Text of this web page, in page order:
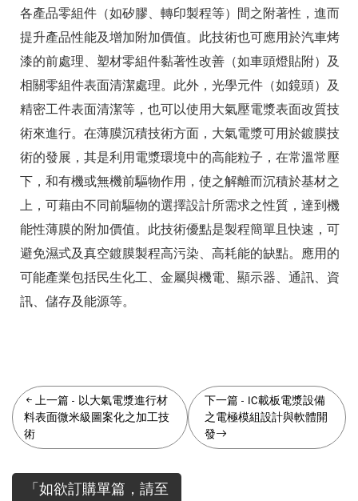
各產品零組件（如矽膠、轉印製程等）間之附著性，進而
提升產品性能及增加附加價值。此技術也可應用於汽車烤
漆的前處理、塑材零組件黏著性改善（如車頭燈貼附）及
相關零組件表面清潔處理。此外，光學元件（如鏡頭）及
精密工件表面清潔等，也可以使用大氣壓電漿表面改質技
術來進行。在薄膜沉積技術方面，大氣電漿可用於鍍膜技
術的發展，其是利用電漿環境中的高能粒子，在常溫常壓
下，和有機或無機前驅物作用，使之解離而沉積於基材之
上，可藉由不同前驅物的選擇設計所需求之性質，達到機
能性薄膜的附加價值。此技術優點是製程簡單且快速，可
避免濕式及真空鍍膜製程高污染、高耗能的缺點。應用的
可能產業包括民生化工、金屬與機電、顯示器、通訊、資
訊、儲存及能源等。
上一篇 - 以大氣電漿進行材
料表面微米級圖案化之加工技
術
下一篇- IC載板電漿設備
之電極模組設計與軟體開
發
「如欲訂購單篇，請至